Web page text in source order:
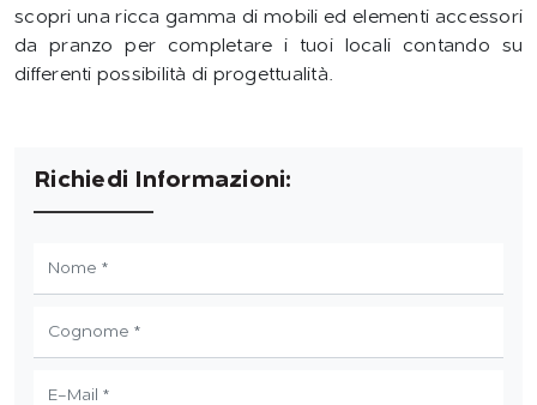
scopri una ricca gamma di mobili ed elementi accessori
da pranzo per completare i tuoi locali contando su
differenti possibilità di progettualità.
Richiedi Informazioni: